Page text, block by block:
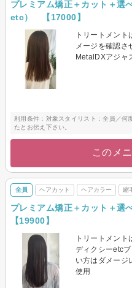
プレミアム矯正＋カット＋選
etc） 【17000】
トリートメン
メージを確認さ
MetalDXアジャ
利用条件：対象スタイリスト：全員／何
たとお伝え下さい。
このメ
全員 ヘアカット ヘアカラー 縮
プレミアム矯正＋カット＋選
【19900】
トリートメン
ディクシーetc
い方はダメージ
使用